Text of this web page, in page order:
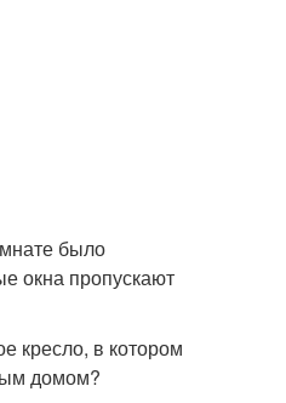
было
окна пропускают
кресло, в котором
домом?